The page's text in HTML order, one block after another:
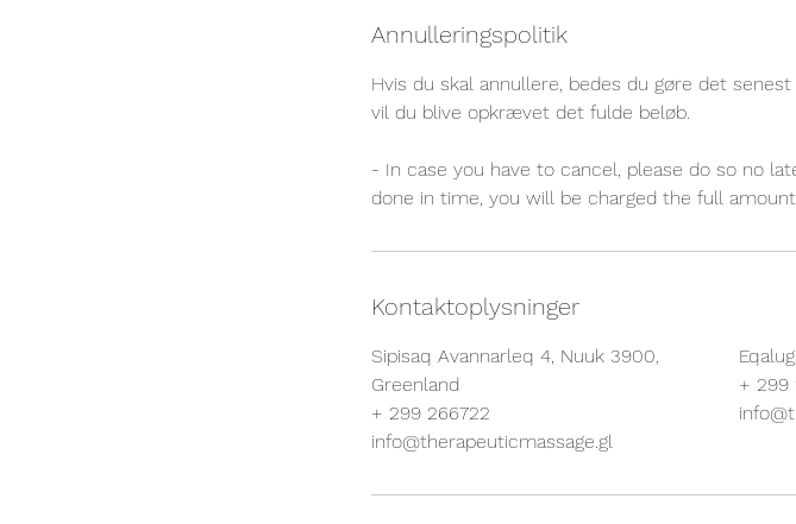
Annulleringspolitik
Hvis du skal annullere, bedes du gøre det
vil du blive opkrævet det fulde beløb.
- In case you have to cancel, please do so no
done in time, you will be charged the full
Kontaktoplysninger
Sipisaq Avannarleq 4, Nuuk 3900,
Greenland
+ 299 266722
info@therapeuticmassage.gl
+ 299